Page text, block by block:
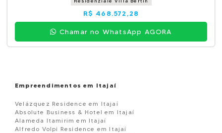
R$ 468.572,28
Chamar no WhatsApp AGORA
Empreendimentos em Itajaí
Velázquez Residence em Itajaí
Absolute Business & Hotel em Itajaí
Alameda Itamirim em Itajaí
Alfredo Volpi Residence em Itajaí